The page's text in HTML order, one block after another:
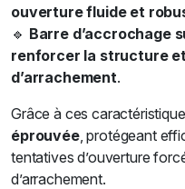
ouverture fluide et
🔹 Barre d’accrochage
renforcer la structure
d’arrachement.
Grâce à ces
éprouvée, protégeant
tentatives d’ouverture
d’arrachement.